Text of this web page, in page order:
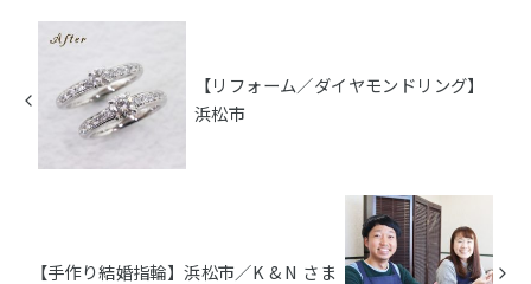
【リフォーム／ダイヤモンドリング】
浜松市
【手作り結婚指輪】浜松市／K & N さま